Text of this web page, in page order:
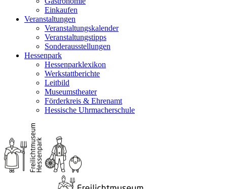
Einkaufen
Veranstaltungen
Veranstaltungskalender
Veranstaltungstipps
Sonderausstellungen
Hessenpark
Hessenparklexikon
Werkstattberichte
Leitbild
Museumstheater
Förderkreis & Ehrenamt
Hessische Uhrmacherschule